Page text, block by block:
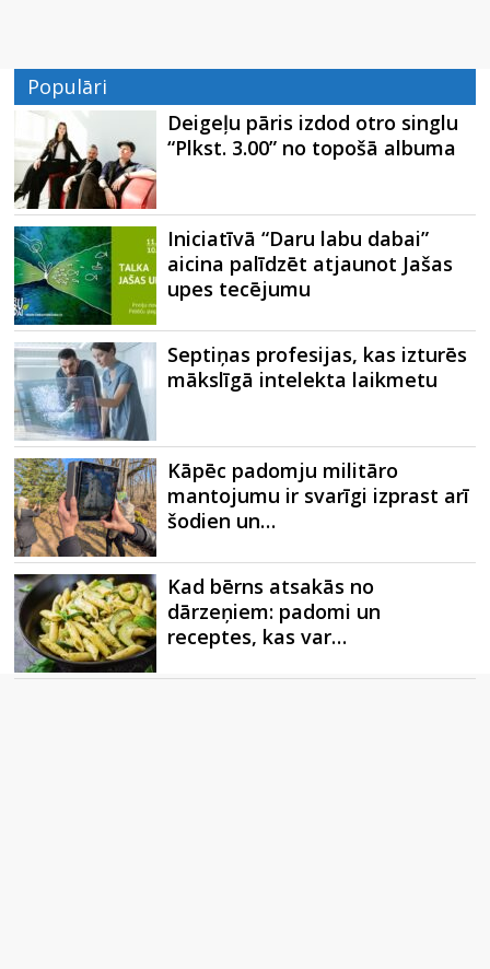
Populāri
Deigeļu pāris izdod otro singlu
“Plkst. 3.00” no topošā albuma
Iniciatīvā “Daru labu dabai”
aicina palīdzēt atjaunot Jašas
upes tecējumu
Septiņas profesijas, kas izturēs
mākslīgā intelekta laikmetu
Kāpēc padomju militāro
mantojumu ir svarīgi izprast arī
šodien un…
Kad bērns atsakās no
dārzeņiem: padomi un
receptes, kas var…